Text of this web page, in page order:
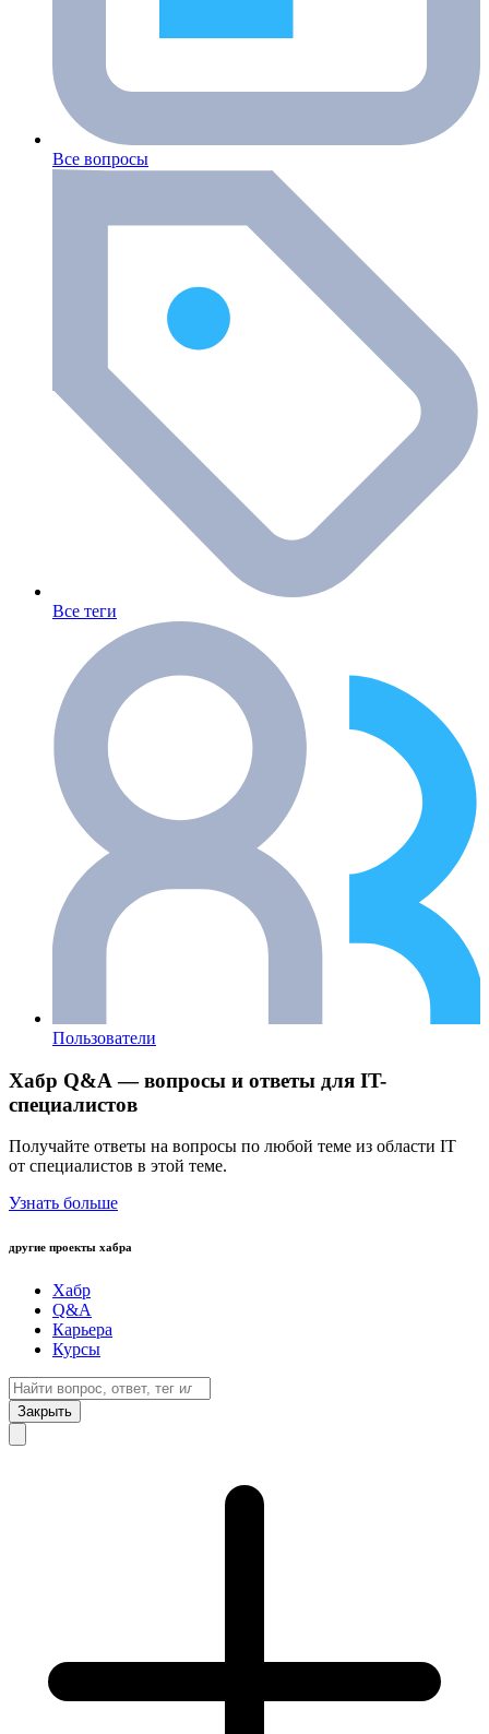
Все вопросы
Все теги
Пользователи
Хабр Q&A — вопросы и ответы для IT-
специалистов
Получайте ответы на вопросы по любой теме из области IT
от специалистов в этой теме.
Узнать больше
другие проекты хабра
Хабр
Q&A
Карьера
Курсы
Закрыть